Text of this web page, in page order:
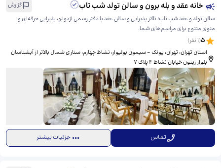
خانه عقد و بله برون و سالن تولد شب تاب
گزارش
سالن تولد و عقد شب تاب؛ تالار پذیرایی و سالن عقد با دفتر رسمی ازدواج، پذیرایی حرفه‌ای و
منوی متنوع برای مراسم‌های شما.
5
(
1 نفر)
استان تهران، تهران، پونک - سیمون بولیوار، نشاط چهارم، ​ستاری شمال بالاتر از آبشناسان
بلوار زیتون خیابان نشاط ۴ پلاک ۷
تماس جزئیات بیشتر